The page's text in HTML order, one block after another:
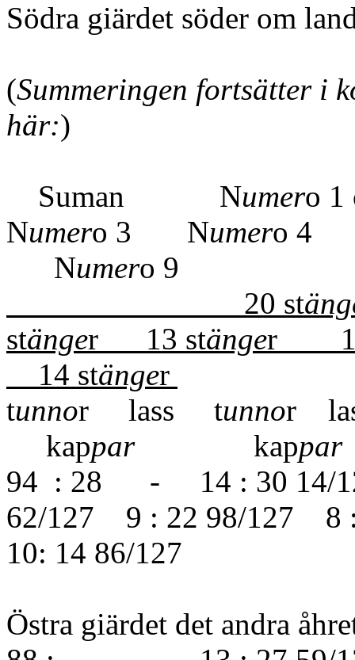
Södra giärdet
(Summeringen fortsätter i
här:)
Suman Numero
Numero 3 Numero 4
Numero 9
20 st
stänger 13 stänger
14 stänger
tunnor lass tunnor
kapparkappar
94 : 28 - 14 : 30 14/
62/127 9 : 22 98/127 8
10: 14 86/127
Östra giärdet det andra